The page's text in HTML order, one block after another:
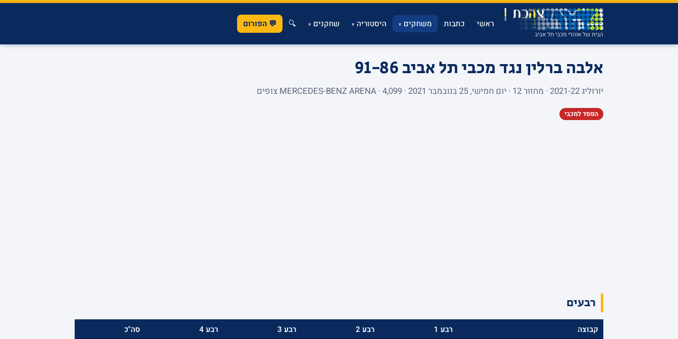
הבית של אוהדי מכבי תל אביב
ראשי כתבות משחקים▾ היסטוריה▾ שחקנים▾
🔍 💬 הפורום
אלבה ברלין נגד מכבי תל אביב91-86
יורוליג 2021-22 · מחזור 12 · יום חמישי, 25 בנובמבר 2021 · MERCEDES-BENZ ARENA · 4,099 צופים
הפסד למכבי
רבעים
קבוצה רבע 1 רבע 2 רבע 3 רבע 4
סה"כ